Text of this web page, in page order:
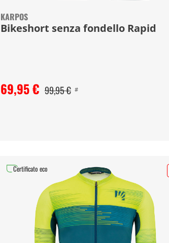
KARPOS
Bikeshort senza fondello Rapid
69,95 € 99,95 € #
Certificato eco